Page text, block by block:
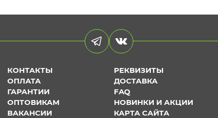
КОНТАКТЫ
РЕКВИЗИТЫ
ОПЛАТА
ДОСТАВКА
ГАРАНТИИ
FAQ
ОПТОВИКАМ
НОВИНКИ И АКЦИИ
ВАКАНСИИ
КАРТА САЙТА